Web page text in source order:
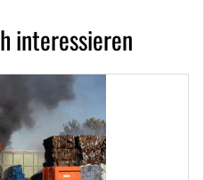
interessieren